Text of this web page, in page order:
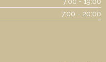
7:00 - 20:00